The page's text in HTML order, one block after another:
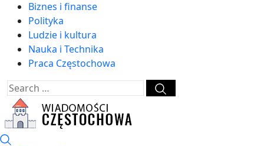
Biznes i finanse
Polityka
Ludzie i kultura
Nauka i Technika
Praca Częstochowa